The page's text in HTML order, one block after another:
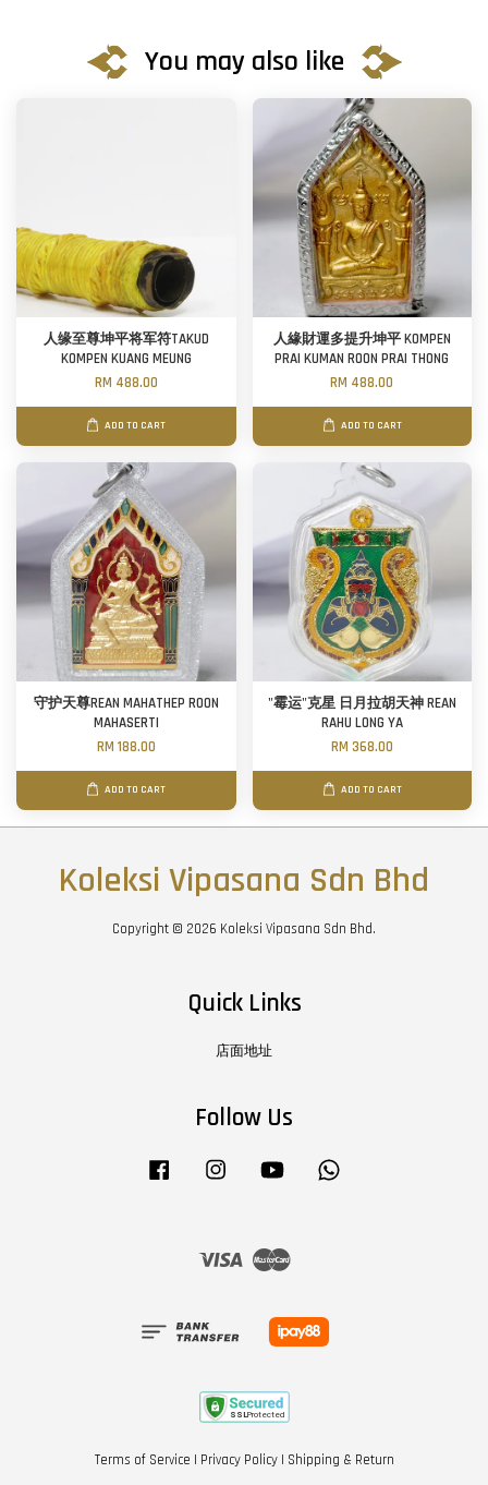
You may also like
人缘至尊坤平将军符TAKUD
KOMPEN KUANG MEUNG
RM 488.00
ADD TO CART
人緣財運多提升坤平 KOMPEN
PRAI KUMAN ROON PRAI THONG
RM 488.00
ADD TO CART
守护天尊REAN MAHATHEP ROON
MAHASERTI
RM 188.00
ADD TO CART
"霉运"克星 日月拉胡天神 REAN
RAHU LONG YA
RM 368.00
ADD TO CART
Koleksi Vipasana Sdn Bhd
Copyright © 2026 Koleksi Vipasana Sdn Bhd.
Quick Links
店面地址
Follow Us
Facebook Instagram YouTube
Visa Master
Terms of Service | Privacy Policy| Shipping & Return